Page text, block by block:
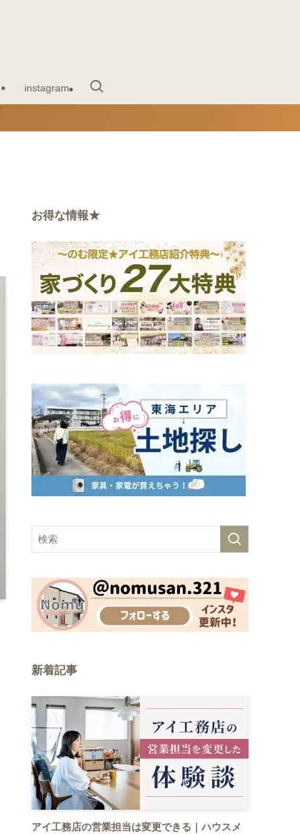
instagram
お得な情報★
新着記事
アイ工務店の営業担当は変更できる｜ハウスメ